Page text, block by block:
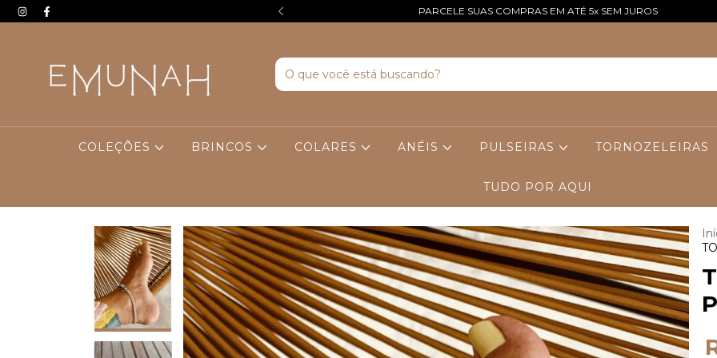
COMPRA. USE O CUPOM BEMVINDA PARCELE SUAS COMPRAS EM ATÉ 5x SEM JUROS
COLEÇÕES BRINCOS COLARES ANÉIS PULSEIRAS TORNOZELEIRAS
TUDO POR AQUI